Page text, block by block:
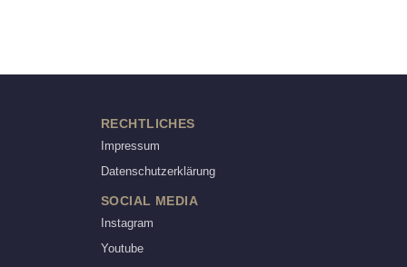
RECHTLICHES
Impressum
Datenschutzerklärung
SOCIAL MEDIA
Instagram
Youtube